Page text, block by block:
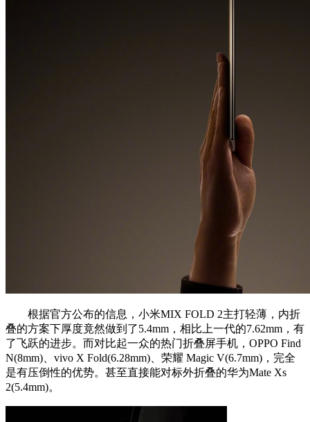
根据官方公布的信息，小米MIX FOLD 2主打轻薄，内折
叠的方案下厚度竟然做到了5.4mm，相比上一代的7.62mm，有
了飞跃的进步。而对比起一众的热门折叠屏手机，OPPO Find
N(8mm)、vivo X Fold(6.28mm)、荣耀 Magic V(6.7mm)，完全
是有压倒性的优势。甚至直接能对标外折叠的华为Mate Xs
2(5.4mm)。